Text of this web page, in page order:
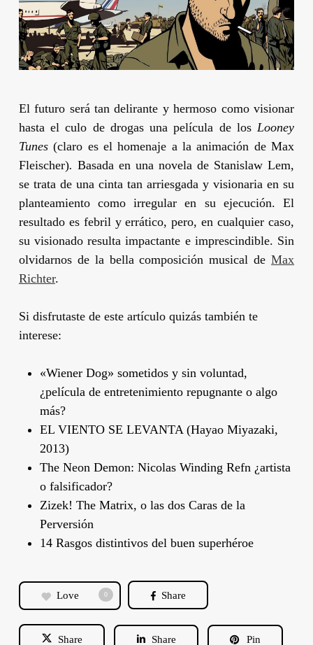
El futuro será tan delirante y hermoso como visionar
hasta el culo de drogas una película de losLooney
Tunes(claro es el homenaje a la animación deMax
Fleischer). Basada en una novela de Stanislaw Lem,
se trata de una cinta tan arriesgada y visionaria en su
planteamiento como irregular en su ejecución. El
resultado es febril y errático, pero, en cualquier caso,
su visionado resulta impactante e imprescindible. Sin
olvidarnos de la bella composición musical deMax
Richter.
Si disfrutaste de este artículo quizás también te
interese:
«Wiener Dog» sometidos y sin voluntad,
¿película de entretenimiento repugnante o algo
más?
EL VIENTO SE LEVANTA (Hayao Miyazaki,
2013)
The Neon Demon: Nicolas Winding Refn ¿artista
o falsificador?
Zizek! The Matrix, o las dos Caras de la
Perversión
14 Rasgos distintivos del buen superhéroe
Love 0 Share
Share Share Pin